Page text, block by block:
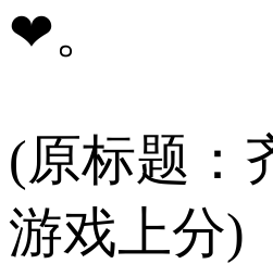
❤。
(原标题：
游戏上分)